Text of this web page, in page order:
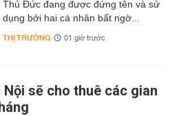
Thủ Đức đang được đứng tên và sử
dụng bởi hai cá nhân bất ngờ...
THỊ TRƯỜNG 01 giờ trước
sẽ cho thuê các gian